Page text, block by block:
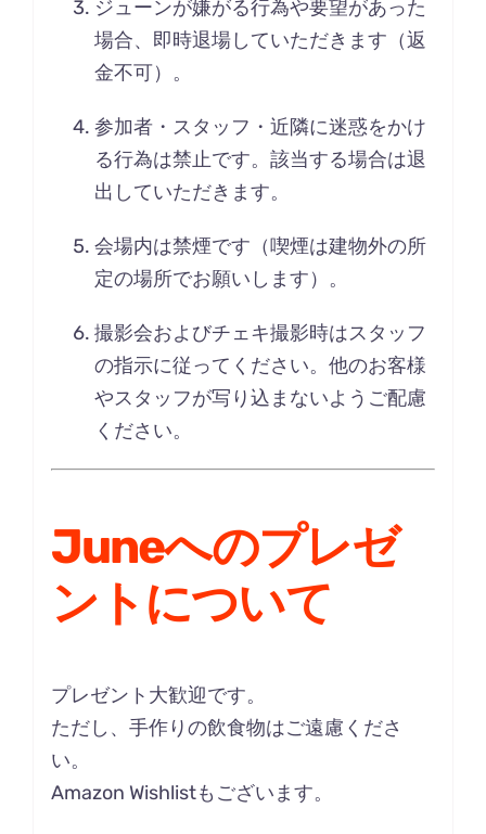
ジューンが嫌がる行為や要望があった
場合、即時退場していただきます（返
金不可）。
参加者・スタッフ・近隣に迷惑をかけ
る行為は禁止です。該当する場合は退
出していただきます。
会場内は禁煙です（喫煙は建物外の所
定の場所でお願いします）。
撮影会およびチェキ撮影時はスタッフ
の指示に従ってください。他のお客様
やスタッフが写り込まないようご配慮
ください。
Juneへのプレゼ
ントについて
プレゼント大歓迎です。
ただし、手作りの飲食物はご遠慮くださ
い。
Amazon Wishlistもございます。